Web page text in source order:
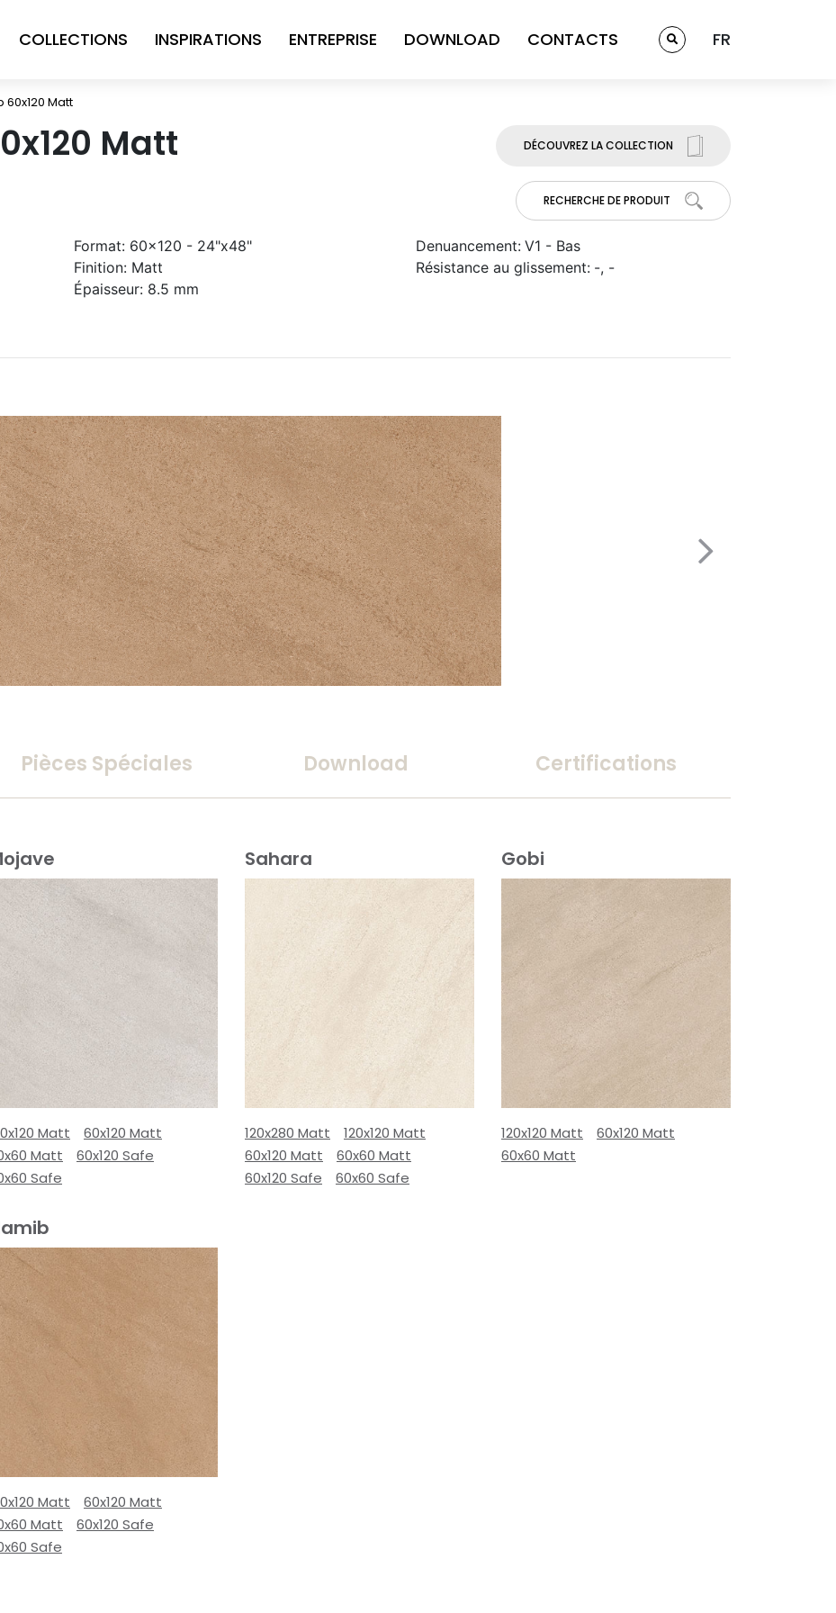
COLLECTIONS INSPIRATIONS ENTREPRISE DOWNLOAD CONTACTS FR
Matt
Matt DÉCOUVREZ LA COLLECTION
RECHERCHE DE PRODUIT
Format: 60x120 - 24"x48"
Finition: Matt
Épaisseur: 8.5 mm
Denuancement: V1 - Bas
Résistance au glissement: -, -
Pièces Spéciales Download Certifications
Matt
60x120 Matt
Matt
60x120 Safe
Safe
Sahara
120x280 Matt
120x120 Matt
60x120 Matt
60x60 Matt
60x120 Safe
60x60 Safe
Gobi
120x120 Matt
60x120 Matt
60x60 Matt
Matt
60x120 Matt
Matt
60x120 Safe
Safe